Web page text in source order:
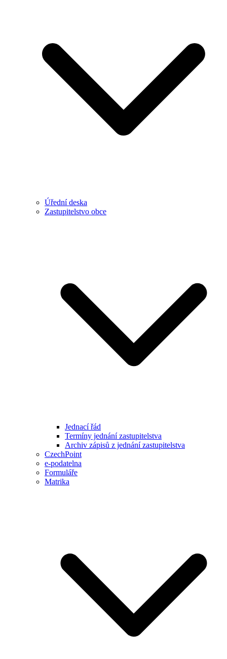
Úřední deska
Zastupitelstvo obce
Jednací řád
Termíny jednání zastupitelstva
Archiv zápisů z jednání zastupitelstva
CzechPoint
e-podatelna
Formuláře
Matrika